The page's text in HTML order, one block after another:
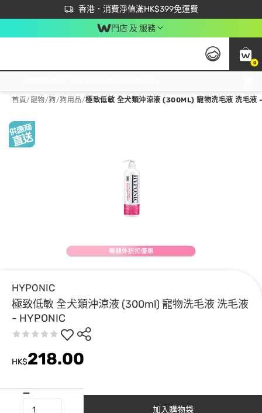
香港．消費淨值滿HK$399免運費
立即成為易賞錢會員盡享獨家優惠
首次APP下單買滿$450 輸入 NEWAPP 即減$50
門店 及 服務
0
首頁/寵物/狗/狗用品/極致低敏 全犬類沖涼液 (300ML) 寵物洗毛液 洗毛液
HYPONIC
極致低敏 全犬類沖涼液 (300ml) 寵物洗毛液 洗毛液
- HYPONIC
HK$218.00
加入購物袋